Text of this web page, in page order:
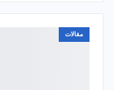
مقالات